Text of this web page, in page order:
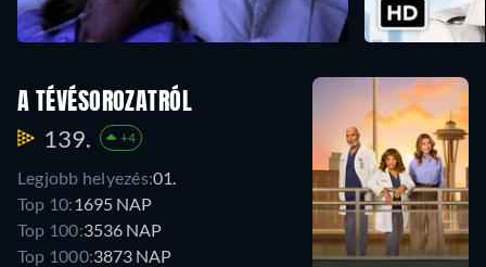
A TÉVÉSOROZATRÓL
139. +4
Legjobb helyezés:01.
Top 10: 1695 NAP
Top 100:3536 NAP
Top 1000:3873 NAP